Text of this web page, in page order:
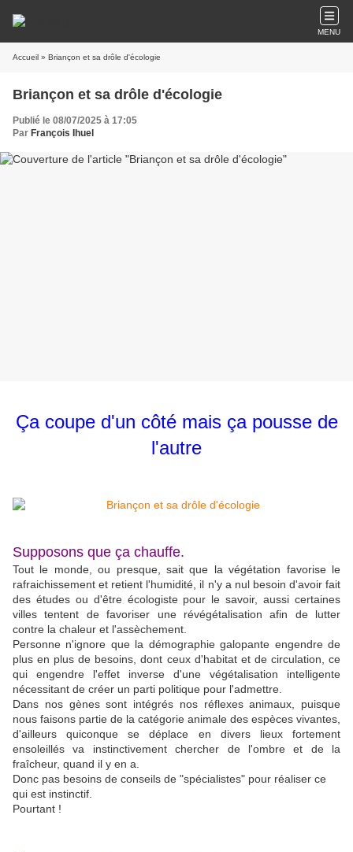
MENU
Accueil » Briançon et sa drôle d'écologie
Briançon et sa drôle d'écologie
Publié le 08/07/2025 à 17:05
Par François Ihuel
Ça coupe d'un côté mais ça pousse de
l'autre
Supposons que ça chauffe.
Tout le monde, ou presque, sait que la végétation favorise le
rafraichissement et retient l'humidité, il n'y a nul besoin d'avoir fait
des études ou d'être écologiste pour le savoir, aussi certaines
villes tentent de favoriser une révégétalisation afin de lutter
contre la chaleur et l'assèchement.
Personne n'ignore que la démographie galopante engendre de
plus en plus de besoins, dont ceux d'habitat et de circulation, ce
qui engendre l'effet inverse d'une végétalisation intelligente
nécessitant de créer un parti politique pour l'admettre.
Dans nos gènes sont intégrés nos réflexes animaux, puisque
nous faisons partie de la catégorie animale des espèces vivantes,
d'ailleurs quiconque se déplace en divers lieux fortement
ensoleillés va instinctivement chercher de l'ombre et de la
fraîcheur, quand il y en a.
Donc pas besoins de conseils de "spécialistes" pour réaliser ce
qui est instinctif.
Pourtant !